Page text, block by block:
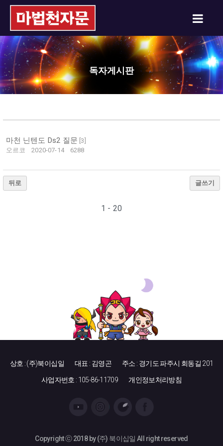
독자게시판
마천 닌텐도 Ds2 질문 [3
오르코
2020-07-14 6288
뒤로 글쓰기
1 - 20
상호 : (주)북이십일 대표 : 김영곤 주소 : 경기도 파주시 회동길 201
사업자번호 : 105-86-11709 개인정보처리방침
Copyright ⓒ 2018 by (주) 북이십일 All right reserved